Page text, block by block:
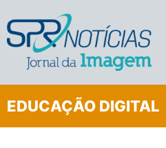
EDUCAÇÃO DIGITAL